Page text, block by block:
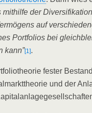
mit­hil­fe der
auf
Port­fo­li­os bei
kann”[1].
fes­ter
und der